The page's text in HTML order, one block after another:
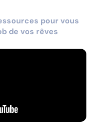
pour vous
de vos rêves